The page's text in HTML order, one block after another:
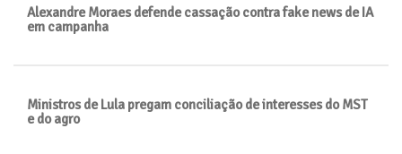
Alexandre Moraes defende cassação contra fake news de IA
em campanha
Ministros de Lula pregam conciliação de interesses do MST
e do agro